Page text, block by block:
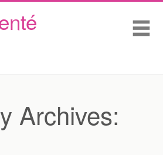
Archives: